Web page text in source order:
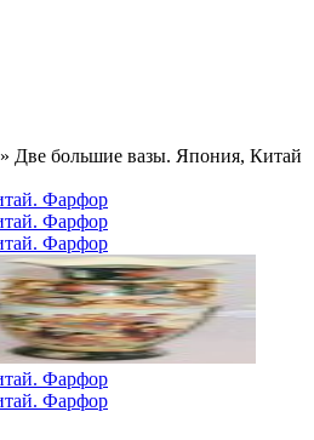
» Две большие вазы. Япония, Китай